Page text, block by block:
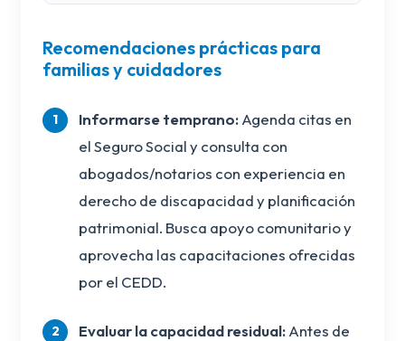
Recomendaciones prácticas para
familias y cuidadores
Informarse temprano:Agenda citas en
el Seguro Social y consulta con
abogados/notarios con experiencia en
derecho de discapacidad y planificación
patrimonial. Busca apoyo comunitario y
aprovecha las capacitaciones ofrecidas
por el CEDD.
Evaluar la capacidad residual:Antes de